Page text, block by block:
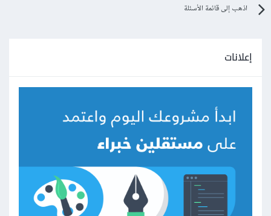
اذهب إلى قائمة الأسئلة
إعلانات